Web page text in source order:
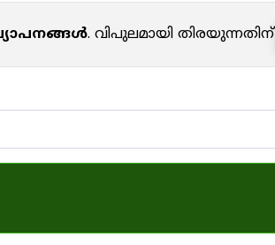
. വിപുലമായി തിരയുന്നതിന്